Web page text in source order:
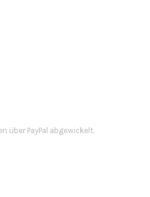
über PayPal abgewickelt.